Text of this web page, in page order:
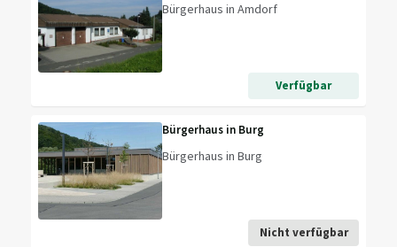
Bürgerhaus in Amdorf
Verfügbar
Bürgerhaus in Burg
Bürgerhaus in Burg
Nicht verfügbar